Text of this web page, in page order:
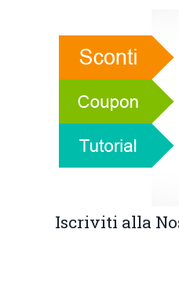
Iscriviti alla